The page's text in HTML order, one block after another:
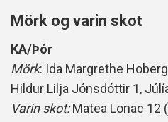
Mörk og varin skot
KA/Þór
Mörk: Ida Margrethe
Hildur Lilja Jónsdóttir 1,
Varin skot:Matea Lonac 12